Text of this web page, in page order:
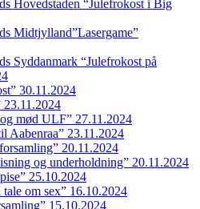
Hovedstaden “Julefrokost i Big
Midtjylland”Lasergame”
Syddanmark “Julefrokost på
30.11.2024
23.11.2024
mød ULF” 27.11.2024
Aabenraa” 23.11.2024
20.11.2024
og underholdning” 20.11.2024
25.10.2024
om sex” 16.10.2024
15.10.2024